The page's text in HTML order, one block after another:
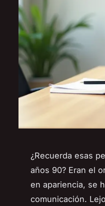
¿Recuerda esas
años 90? Eran el
en apariencia, se
comunicación.